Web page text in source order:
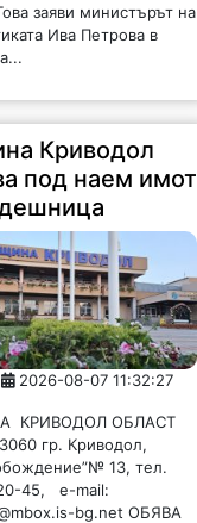
заяви министърът на
Ива Петрова в
Криводол
под наем имот
2026-08-07 11:32:27
КРИВОДОЛ ОБЛАСТ
гр. Криводол,
13, тел.
45, e-mail:
bg.net ОБЯВА